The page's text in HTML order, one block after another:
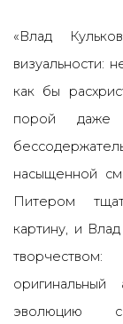
«Влад
визуальности:
как бы
порой даже
насыщенной
Питером
картину, и
оригинальный
эволюцию с